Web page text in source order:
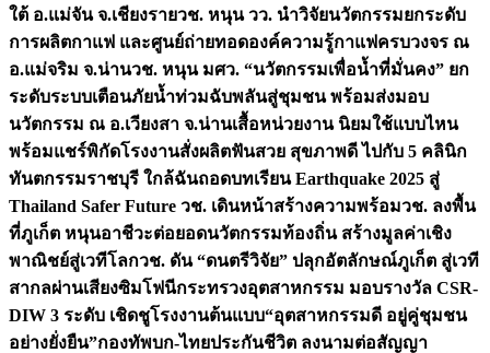
ใต้ อ.แม่จัน จ.เชียงรายวช. หนุน วว. นำวิจัยนวัตกรรมยกระดับ
การผลิตกาแฟ และศูนย์ถ่ายทอดองค์ความรู้กาแฟครบวงจร ณ
อ.แม่จริม จ.น่านวช. หนุน มศว. “นวัตกรรมเพื่อน้ำที่มั่นคง” ยก
ระดับระบบเตือนภัยน้ำท่วมฉับพลันสู่ชุมชน พร้อมส่งมอบ
นวัตกรรม ณ อ.เวียงสา จ.น่านเสื้อหน่วยงาน นิยมใช้แบบไหน
พร้อมแชร์พิกัดโรงงานสั่งผลิตฟันสวย สุขภาพดี ไปกับ 5 คลินิก
ทันตกรรมราชบุรี ใกล้ฉันถอดบทเรียน Earthquake 2025 สู่
Thailand Safer Future วช. เดินหน้าสร้างความพร้อมวช. ลงพื้น
ที่ภูเก็ต หนุนอาชีวะต่อยอดนวัตกรรมท้องถิ่น สร้างมูลค่าเชิง
พาณิชย์สู่เวทีโลกวช. ดัน “ดนตรีวิจัย” ปลุกอัตลักษณ์ภูเก็ต สู่เวที
สากลผ่านเสียงซิมโฟนีกระทรวงอุตสาหกรรม มอบรางวัล CSR-
DIW 3 ระดับ เชิดชูโรงงานต้นแบบ“อุตสาหกรรมดี อยู่คู่ชุมชน
อย่างยั่งยืน”กองทัพบก-ไทยประกันชีวิต ลงนามต่อสัญญา